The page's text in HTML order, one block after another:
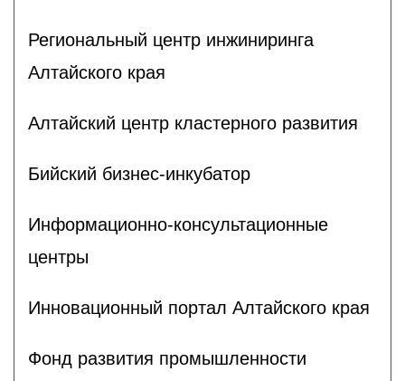
Региональный центр инжиниринга
Алтайского края
Алтайский центр кластерного развития
Бийский бизнес-инкубатор
Информационно-консультационные
центры
Инновационный портал Алтайского края
Фонд развития промышленности